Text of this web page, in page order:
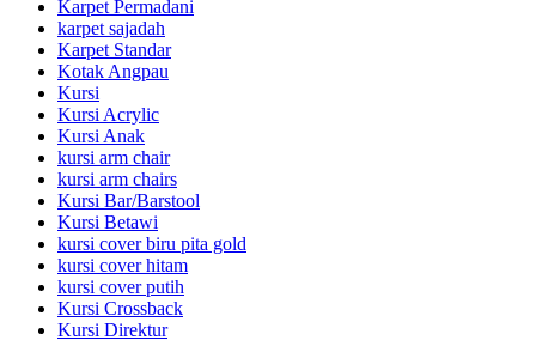
Karpet Permadani
karpet sajadah
Karpet Standar
Kotak Angpau
Kursi
Kursi Acrylic
Kursi Anak
kursi arm chair
kursi arm chairs
Kursi Bar/Barstool
Kursi Betawi
kursi cover biru pita gold
kursi cover hitam
kursi cover putih
Kursi Crossback
Kursi Direktur